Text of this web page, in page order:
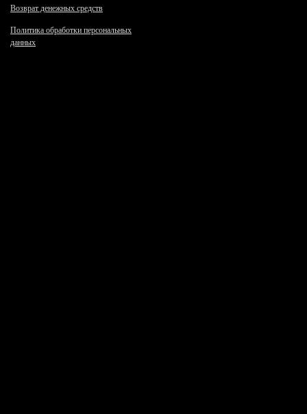
Возврат денежных средств
Политика обработки персональных
данных